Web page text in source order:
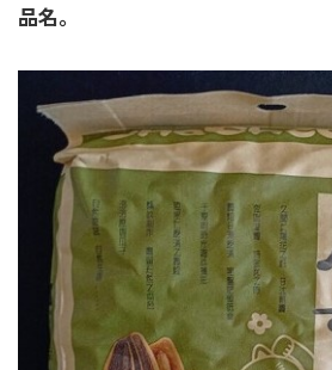
品名。